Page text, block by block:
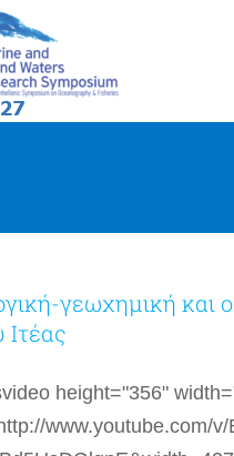
γεωχημική και
height="356"
www.youtube.com/